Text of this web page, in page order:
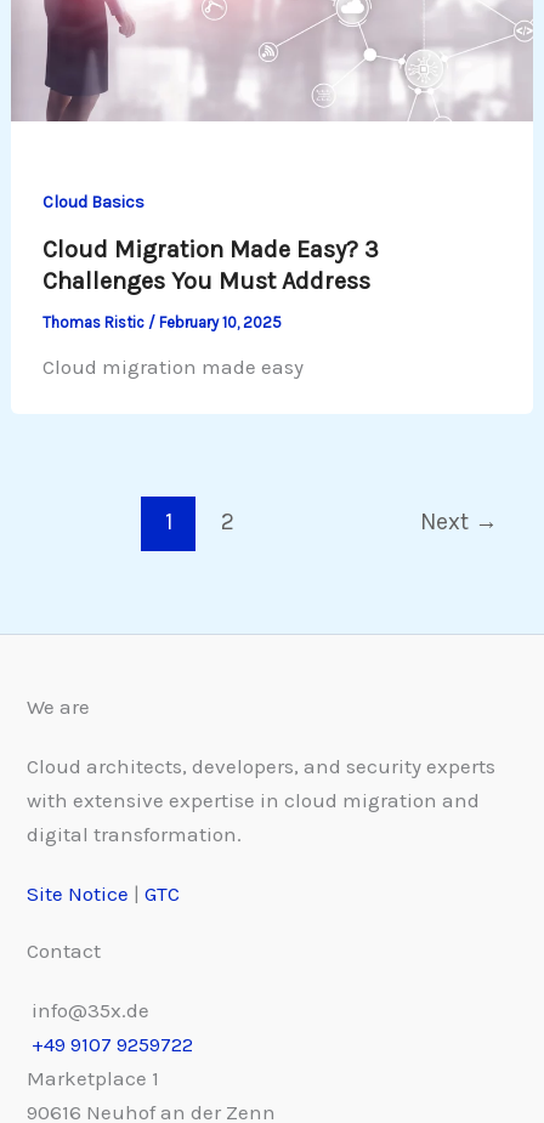
Cloud Basics
Cloud Migration Made Easy? 3
Challenges You Must Address
Thomas Ristic / February 10, 2025
Cloud migration made easy
1 2 Next →
We are
Cloud architects, developers, and security experts
with extensive expertise in cloud migration and
digital transformation.
Site Notice |GTC
Contact
info@35x.de
+49 9107 9259722
Marketplace 1
90616 Neuhof an der Zenn